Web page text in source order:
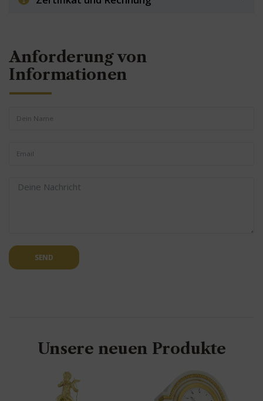
Anforderung von
Informationen
SEND
Unsere neuen Produkte